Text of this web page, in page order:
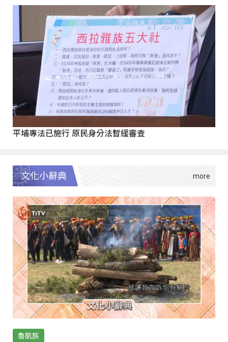
平埔專法已施行 原民身分法暫緩審查
文化小辭典
魯凱族